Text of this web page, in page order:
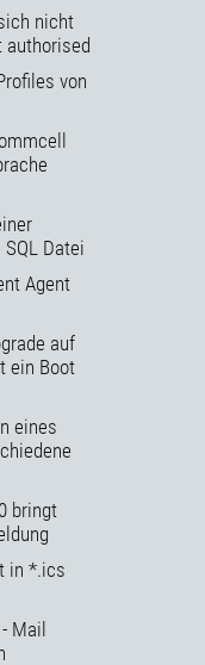
nicht
authorised
von
Datei
Agent
auf
ein Boot
eines
bringt
in *.ics
Mail